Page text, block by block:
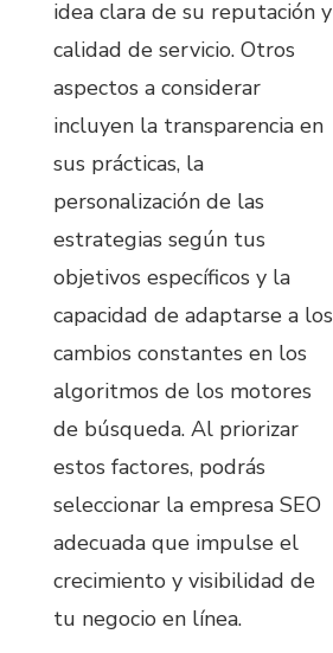
idea clara de su reputación y
calidad de servicio. Otros
aspectos a considerar
incluyen la transparencia en
sus prácticas, la
personalización de las
estrategias según tus
objetivos específicos y la
capacidad de adaptarse a los
cambios constantes en los
algoritmos de los motores
de búsqueda. Al priorizar
estos factores, podrás
seleccionar la empresa SEO
adecuada que impulse el
crecimiento y visibilidad de
tu negocio en línea.